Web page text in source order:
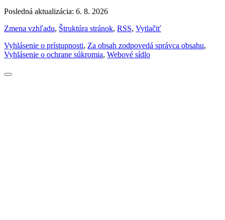
Posledná aktualizácia: 6. 8. 2026
Zmena vzhľadu, Štruktúra stránok, RSS, Vytlačiť
Vyhlásenie o prístupnosti, Za obsah zodpovedá správca obsahu,
Vyhlásenie o ochrane súkromia, Webové sídlo